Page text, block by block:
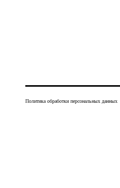
Политика обработки персональных данных